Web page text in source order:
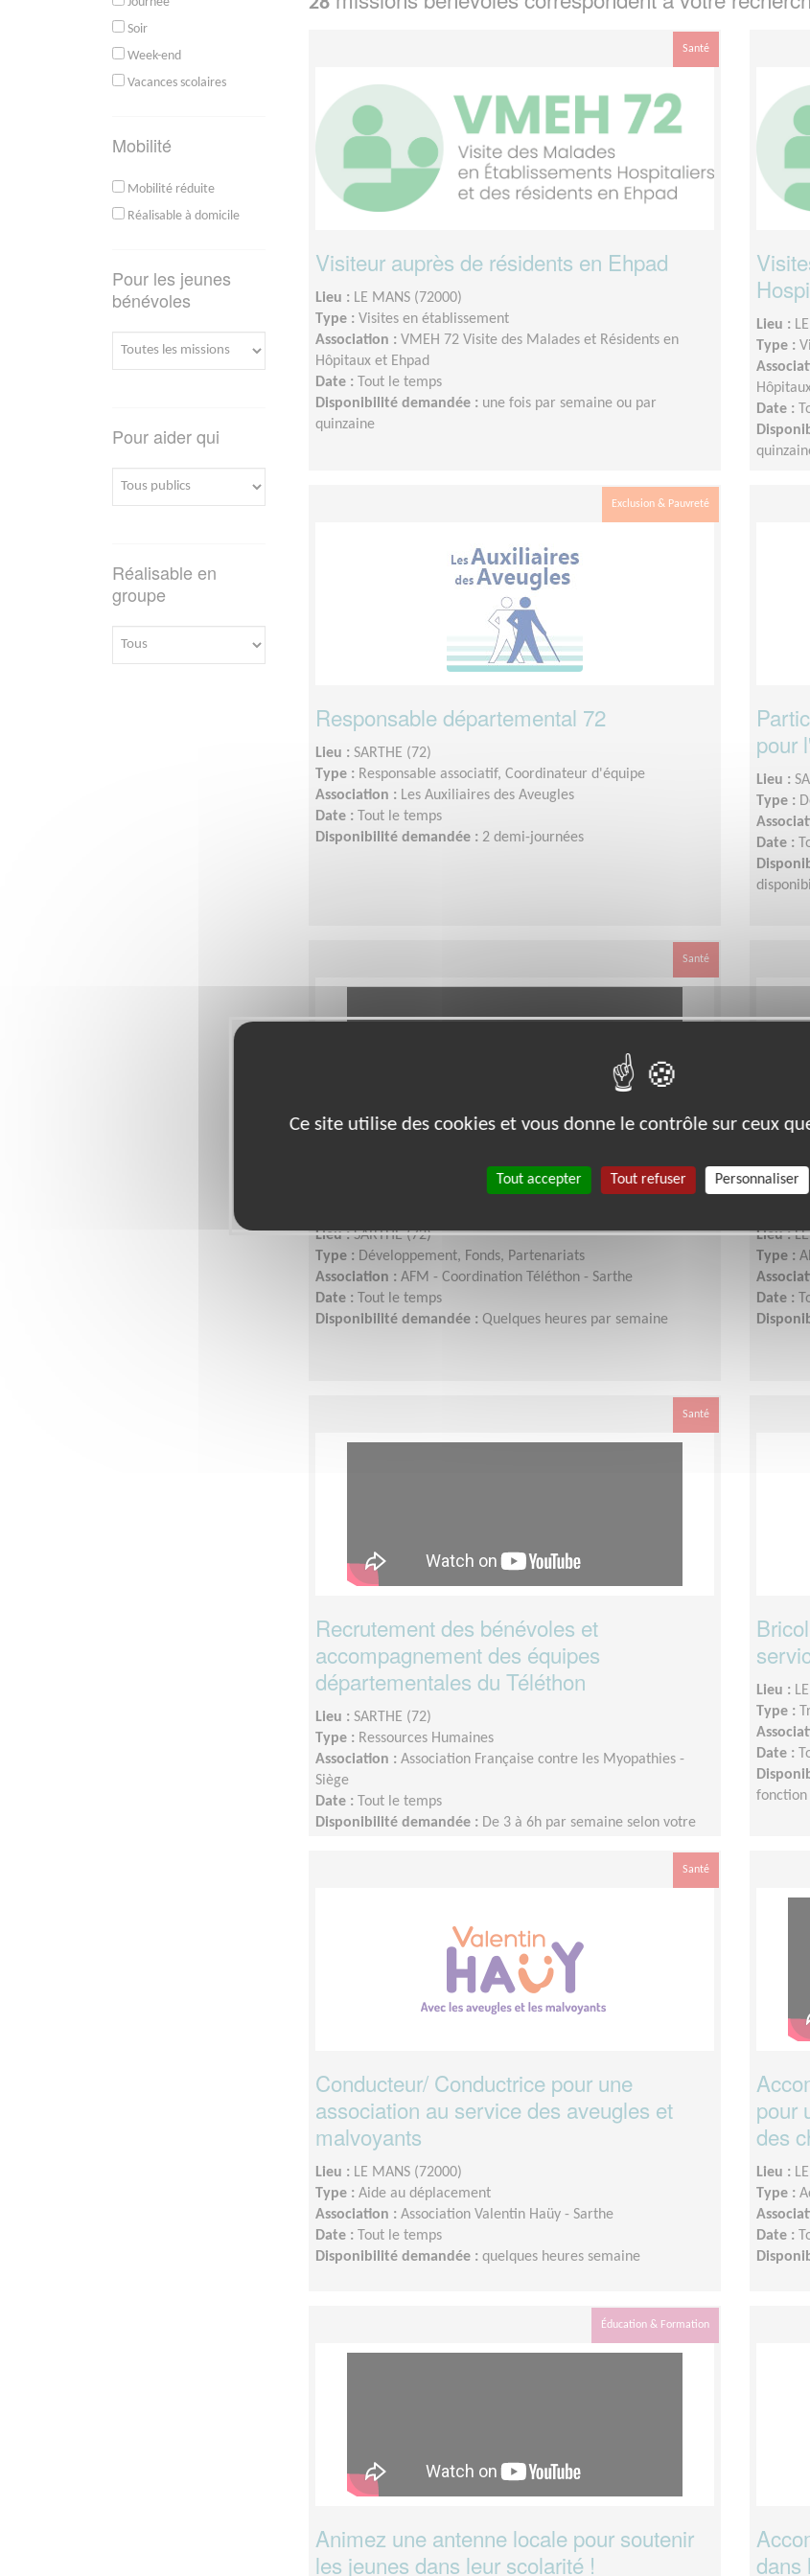
Soir
Week-end
Vacances scolaires
Mobilité
Mobilité réduite
Réalisable à domicile
Pour les jeunes
bénévoles
Pour aider qui
Réalisable en
groupe
Santé
Visiteur auprès de résidents en Ehpad
Lieu : LE MANS (72000)
Type : Visites en établissement
Association : VMEH 72 Visite des Malades et Résidents en
Hôpitaux et Ehpad
Date : Tout le temps
Disponibilité demandée : une fois par semaine ou par
quinzaine
Lieu :
Type :
Date :
Exclusion & Pauvreté
Responsable départemental 72
Lieu : SARTHE (72)
Type : Responsable associatif, Coordinateur d'équipe
Association : Les Auxiliaires des Aveugles
Date : Tout le temps
Disponibilité demandée : 2 demi-journées
pour
Lieu :
Type :
Date :
Santé
Mobiliser - Communiquer - Développer le
Lieu :SARTHE (72)
Type : Développement, Fonds, Partenariats
Association : AFM - Coordination Téléthon - Sarthe
Date : Tout le temps
Disponibilité demandée : Quelques heures par semaine
Lieu :
Type :
Date :
Santé
Recrutement des bénévoles et
accompagnement des équipes
départementales du Téléthon
Lieu : SARTHE (72)
Type : Ressources Humaines
Association : Association Française contre les Myopathies -
Siège
Date : Tout le temps
Disponibilité demandée : De 3 à 6h par semaine selon votre
Lieu :
Type :
Date :
fonction
Santé
Conducteur/ Conductrice pour une
association au service des aveugles et
malvoyants
Lieu : LE MANS (72000)
Type : Aide au déplacement
Association : Association Valentin Haüy - Sarthe
Date : Tout le temps
Disponibilité demandée : quelques heures semaine
pour
des
Lieu :
Type :
Date :
Éducation & Formation
Animez une antenne locale pour soutenir
les jeunes dans leur scolarité !
dans
Ce site utilise des cookies et vous donne le contrôle sur ceux
Tout accepter Tout refuser Personnaliser